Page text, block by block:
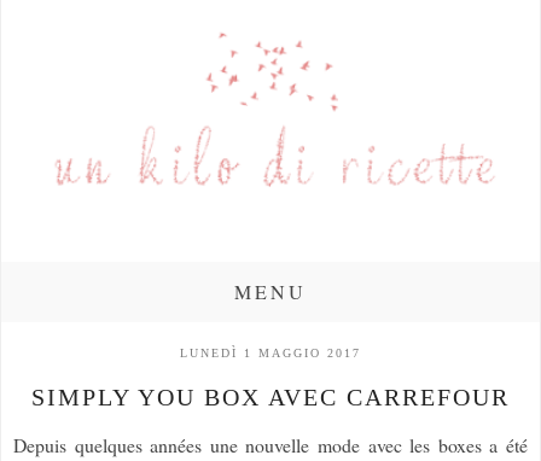
MENU
LUNEDÌ 1 MAGGIO 2017
SIMPLY YOU BOX AVEC CARREFOUR
Depuis quelques années une nouvelle mode avec les boxes a été